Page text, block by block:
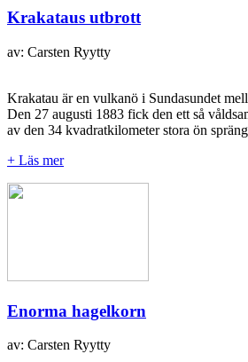
Krakataus utbrott
av: Carsten Ryytty
Krakatau är en vulkanö i Sundasundet
Den 27 augusti 1883 fick den ett så
av den 34 kvadratkilometer stora ön
+ Läs mer
Enorma hagelkorn
av: Carsten Ryytty